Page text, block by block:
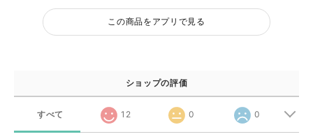
この商品をアプリで見る
ショップの評価
すべて 12 0 0